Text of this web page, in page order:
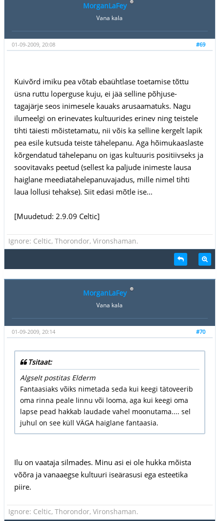
MorganLaFey
Vana kala
#69
01-09-2009, 20:08
Kuivõrd imiku pea võtab ebaühtlase toetamise tõttu
üsna ruttu loperguse kuju, ei jää selline põhjuse-
tagajärje seos inimesele kauaks arusaamatuks. Nagu
ilumeelgi on erinevates kultuurides erinev ning teistele
tihti täiesti mõistetamatu, nii võis ka selline kergelt lapik
pea esile kutsuda teiste tähelepanu. Aga hõimukaaslaste
kõrgendatud tähelepanu on igas kultuuris positiivseks ja
soovitavaks peetud (sellest ka paljude inimeste lausa
haiglane meediatähelepanuvajadus, mille nimel tihti
laua lollusi tehakse). Siit edasi mõtle ise...
[Muudetud: 2.9.09 Celtic]
Ignore: Celtic, Thorondor, Vironshaman.
MorganLaFey
Vana kala
#70
01-09-2009, 20:14
Tsitaat:
Algselt postitas Elderm
Fantaasiaks võiks nimetada seda kui keegi tätoveerib
oma rinna peale linnu või looma, aga kui keegi oma
lapse pead hakkab laudade vahel moonutama.... sel
juhul on see küll VÄGA haiglane fantaasia.
Ilu on vaataja silmades. Minu asi ei ole hukka mõista
võõra ja vanaaegse kultuuri iseärasusi ega esteetika
piire.
Ignore: Celtic, Thorondor, Vironshaman.